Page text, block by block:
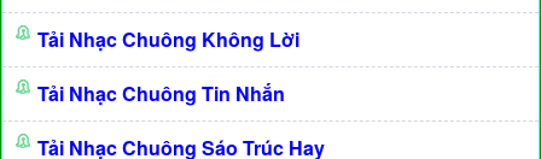
Tải Nhạc Chuông Không Lời
Tải Nhạc Chuông Tin Nhắn
Tải Nhạc Chuông Sáo Trúc Hay